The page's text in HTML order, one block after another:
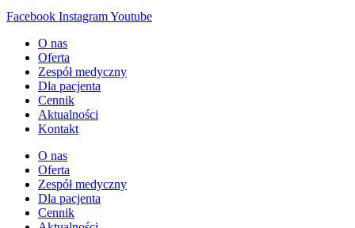
Facebook InstagramYoutube
O nas
Oferta
Zespół medyczny
Dla pacjenta
Cennik
Aktualności
Kontakt
O nas
Oferta
Zespół medyczny
Dla pacjenta
Cennik